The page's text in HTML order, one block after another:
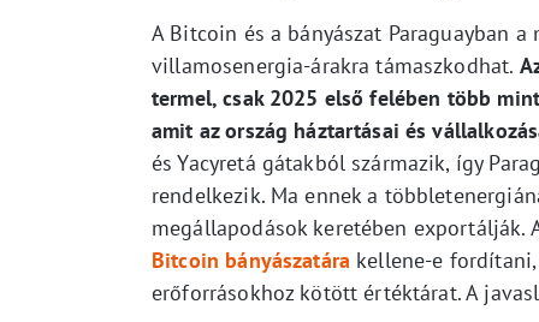
A Bitcoin és a bányászat Paraguayban
villamosenergia-árakra támaszkodhat.
termel, csak 2025 első felében több
amit az ország háztartásai és
és Yacyretá gátakból származik, így
rendelkezik. Ma ennek a
megállapodások keretében exportálják.
Bitcoin bányászatára kellene-e
erőforrásokhoz kötött értéktárat. A